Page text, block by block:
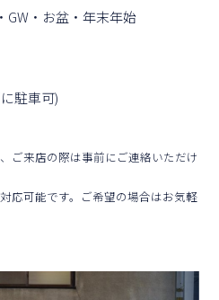
GW・お盆・年末年始
駐⾞可)
ご来店の際は事前にご連絡いただけ
応可能です。ご希望の場合はお気軽